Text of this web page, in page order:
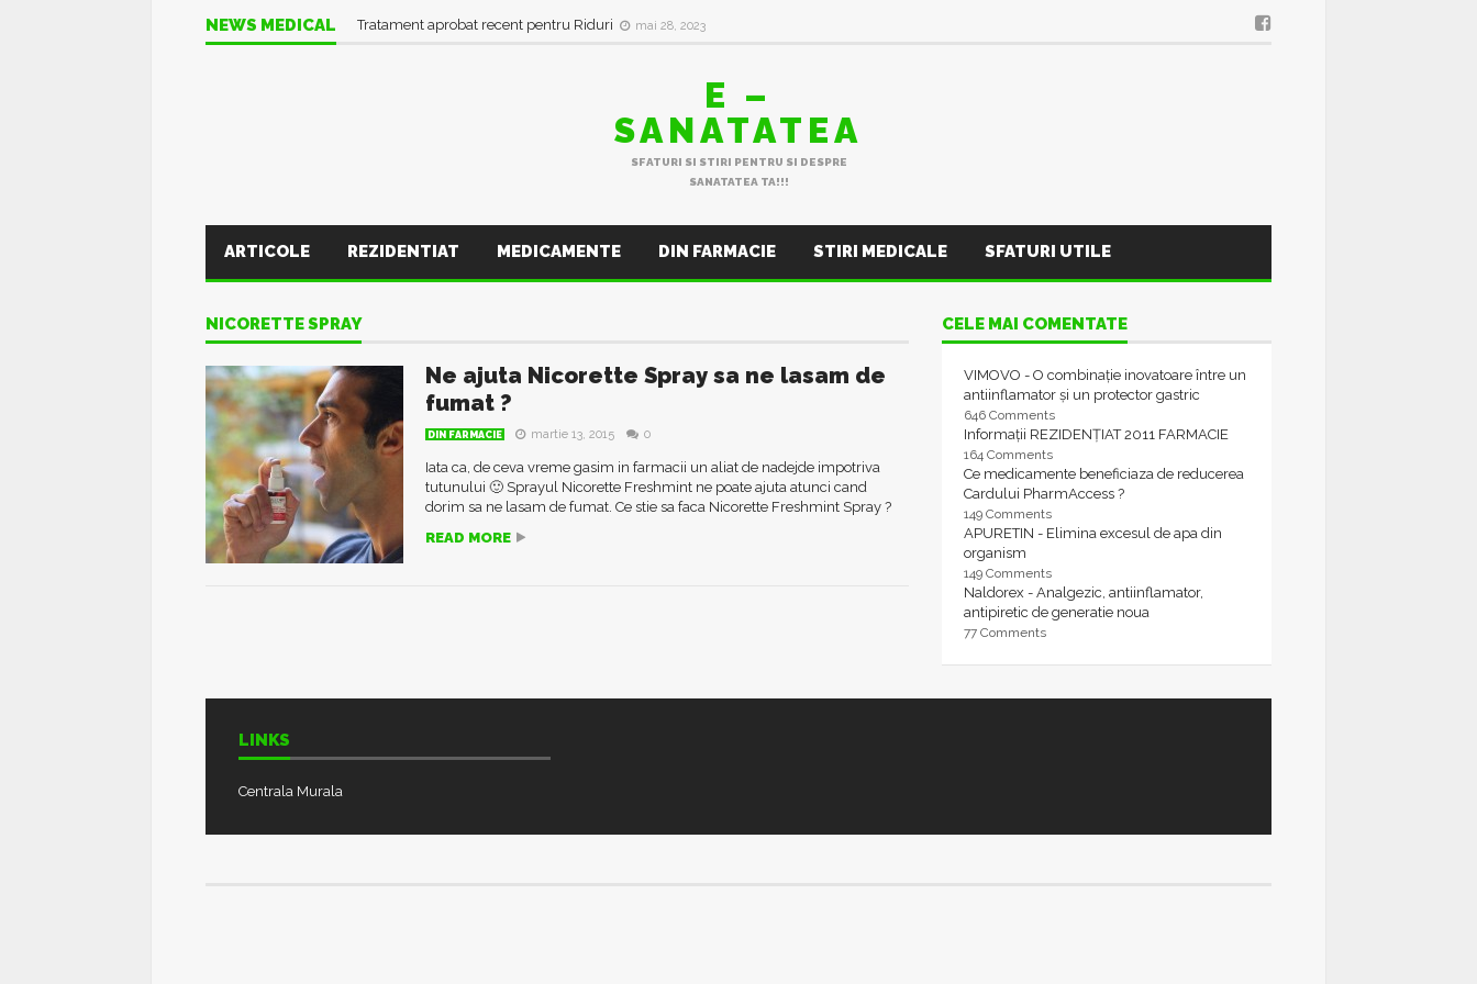
NEWS MEDICAL Tratament aprobat recent pentru Riduri mai 28, 2023
E –
SANATATEA
SFATURI SI STIRI PENTRU SI DESPRE
SANATATEA TA!!!
ARTICOLE REZIDENTIAT MEDICAMENTE DIN FARMACIE STIRI MEDICALE SFATURI UTILE
NICORETTE SPRAY
Ne ajuta Nicorette Spray sa ne lasam de
fumat ?
DIN FARMACIE martie 13, 2015 0
Iata ca, de ceva vreme gasim in farmacii un aliat de nadejde impotriva
tutunului 🙂 Sprayul Nicorette Freshmint ne poate ajuta atunci cand
dorim sa ne lasam de fumat. Ce stie sa faca Nicorette Freshmint Spray ?
READ MORE
CELE MAI COMENTATE
VIMOVO - O combinație inovatoare între un
antiinflamator și un protector gastric
646 Comments
Informații REZIDENȚIAT 2011 FARMACIE
164 Comments
Ce medicamente beneficiaza de reducerea
Cardului PharmAccess ?
149 Comments
APURETIN - Elimina excesul de apa din
organism
149 Comments
Naldorex - Analgezic, antiinflamator,
antipiretic de generatie noua
77 Comments
LINKS
Centrala Murala